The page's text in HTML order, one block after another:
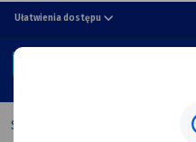
przejdź do nawigacji strony
przejdź do treści strony
przejdź do stopki strony
Kontakt
Miasto
Dęblin
Ułatwienia dostępu
Strona główna